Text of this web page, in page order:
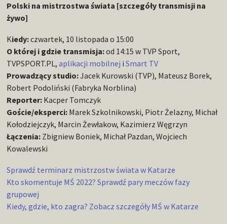
Polski na mistrzostwa świata [szczegóły transmisji na
żywo]
Kiedy:czwartek, 10 listopada o 15:00
O której i gdzie transmisja:od 14:15 w TVP Sport,
TVPSPORT.PL,aplikacji mobilnej iSmart TV
Prowadzący studio:Jacek Kurowski (TVP), Mateusz Borek,
Robert Podoliński (Fabryka Norblina)
Reporter: Kacper Tomczyk
Goście/eksperci: Marek Szkolnikowski, Piotr Żelazny, Michał
Kołodziejczyk, Marcin Żewłakow, Kazimierz Węgrzyn
Łączenia: Zbigniew Boniek, Michał Pazdan, Wojciech
Kowalewski
Sprawdź terminarz mistrzostw świata w Katarze
Kto skomentuje MŚ 2022? Sprawdź pary meczów fazy
grupowej
Kiedy, gdzie, kto zagra? Zobacz szczegóły MŚ w Katarze